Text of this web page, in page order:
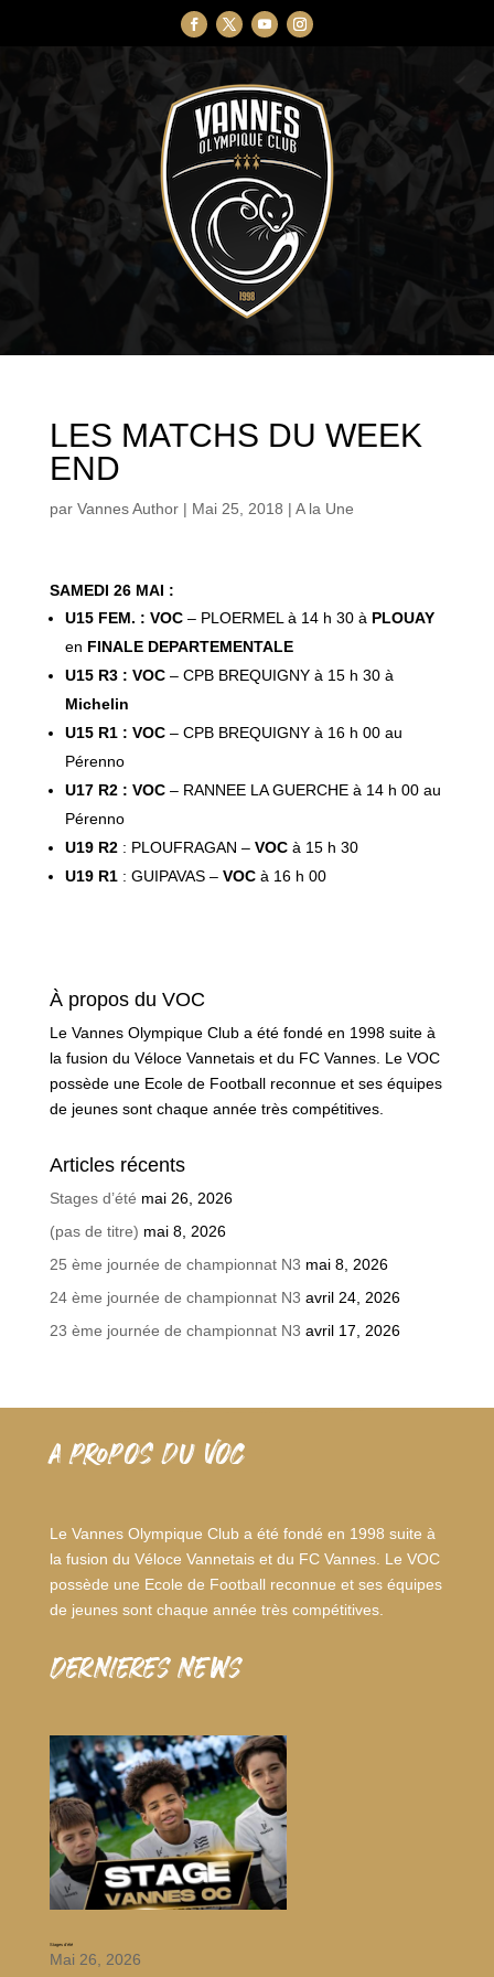
LES MATCHS DU WEEK
END
par Vannes Author| Mai 25, 2018 | A la Une
SAMEDI 26 MAI :
U15 FEM. : VOC– PLOERMEL à 14 h 30 àPLOUAY
en FINALE DEPARTEMENTALE
U15 R3 : VOC– CPB BREQUIGNY à 15 h 30 à
Michelin
U15 R1 : VOC– CPB BREQUIGNY à 16 h 00 au
Pérenno
U17 R2 : VOC– RANNEE LA GUERCHE à 14 h 00 au
Pérenno
U19 R2: PLOUFRAGAN – VOCà 15 h 30
U19 R1: GUIPAVAS –VOCà 16 h 00
À propos du VOC
Le Vannes Olympique Club a été fondé en 1998 suite à
la fusion du Véloce Vannetais et du FC Vannes. Le VOC
possède une Ecole de Football reconnue et ses équipes
de jeunes sont chaque année très compétitives.
Articles récents
Stages d’été mai 26, 2026
(pas de titre) mai 8, 2026
25 ème journée de championnat N3 mai 8, 2026
24 ème journée de championnat N3 avril 24, 2026
23 ème journée de championnat N3 avril 17, 2026
A PROPOS DU VOC
Le Vannes Olympique Club a été fondé en 1998 suite à
la fusion du Véloce Vannetais et du FC Vannes. Le VOC
possède une Ecole de Football reconnue et ses équipes
de jeunes sont chaque année très compétitives.
dernieres news
Stages d’été
Mai 26, 2026